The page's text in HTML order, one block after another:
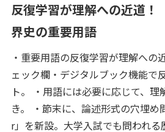
反復学習が理解への近道
界史の重要用語
・重要用語の反復学習が理解へ
ェック欄・デジタルブック機能で
ト。 ・用語には必要に応じて、
き。 ・節末に、論述形式の穴埋
r」を新設。大学入試でも問われ